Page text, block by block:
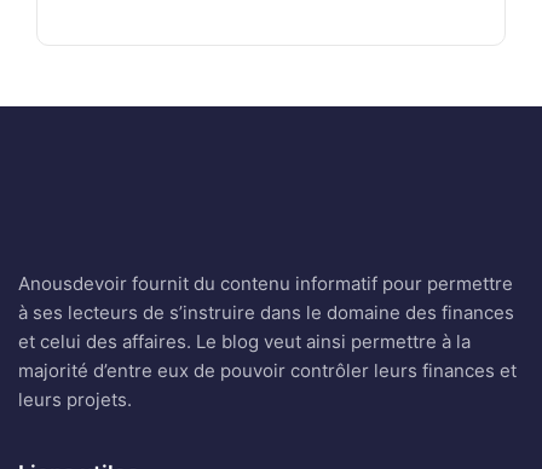
Anousdevoir fournit du contenu informatif pour permettre
à ses lecteurs de s’instruire dans le domaine des finances
et celui des affaires. Le blog veut ainsi permettre à la
majorité d’entre eux de pouvoir contrôler leurs finances et
leurs projets.